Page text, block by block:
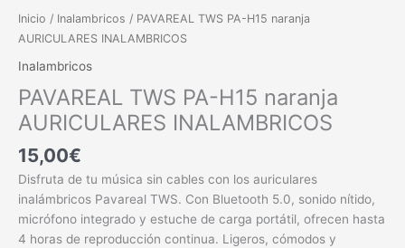
Inicio / Inalambricos / PAVAREAL TWS PA-H15 naranja
AURICULARES INALAMBRICOS
Inalambricos
PAVAREAL TWS PA-H15 naranja
AURICULARES INALAMBRICOS
15,00€
Disfruta de tu música sin cables con los auriculares
inalámbricos Pavareal TWS. Con Bluetooth 5.0, sonido nítido,
micrófono integrado y estuche de carga portátil, ofrecen hasta
4 horas de reproducción continua. Ligeros, cómodos y